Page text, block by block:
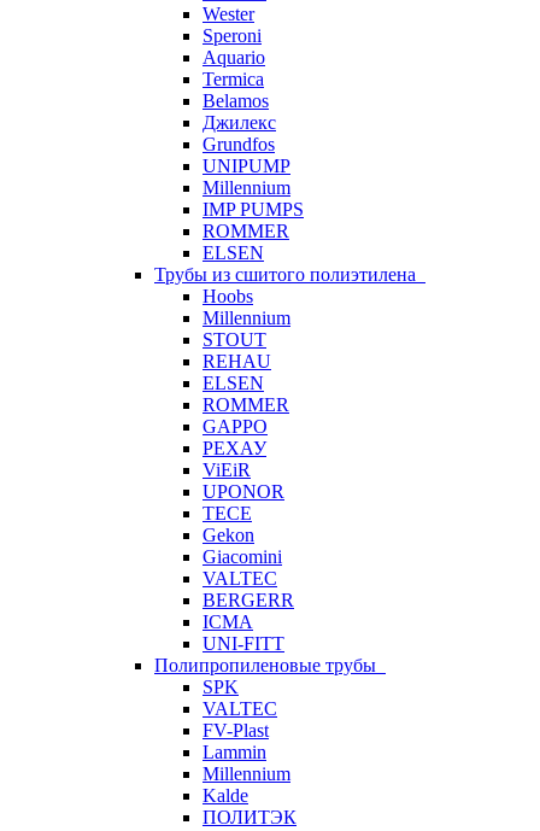
Wester
Speroni
Aquario
Termica
Belamos
Джилекс
Grundfos
UNIPUMP
Millennium
IMP PUMPS
ROMMER
ELSEN
Трубы из сшитого полиэтилена
Hoobs
Millennium
STOUT
REHAU
ELSEN
ROMMER
GAPPO
РЕХАУ
ViEiR
UPONOR
TECE
Gekon
Giacomini
VALTEC
BERGERR
ICMA
UNI-FITT
Полипропиленовые трубы
SPK
VALTEC
FV-Plast
Lammin
Millennium
Kalde
ПОЛИТЭК